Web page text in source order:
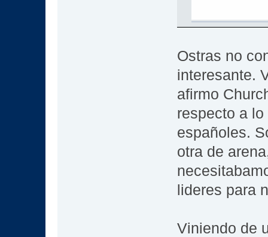
Ostras no
interesante.
afirmo
respecto a
españoles.
otra de
lideres para
Viniendo de